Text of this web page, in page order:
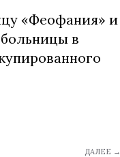
«Феофания» и
в
ДАЛЕЕ →